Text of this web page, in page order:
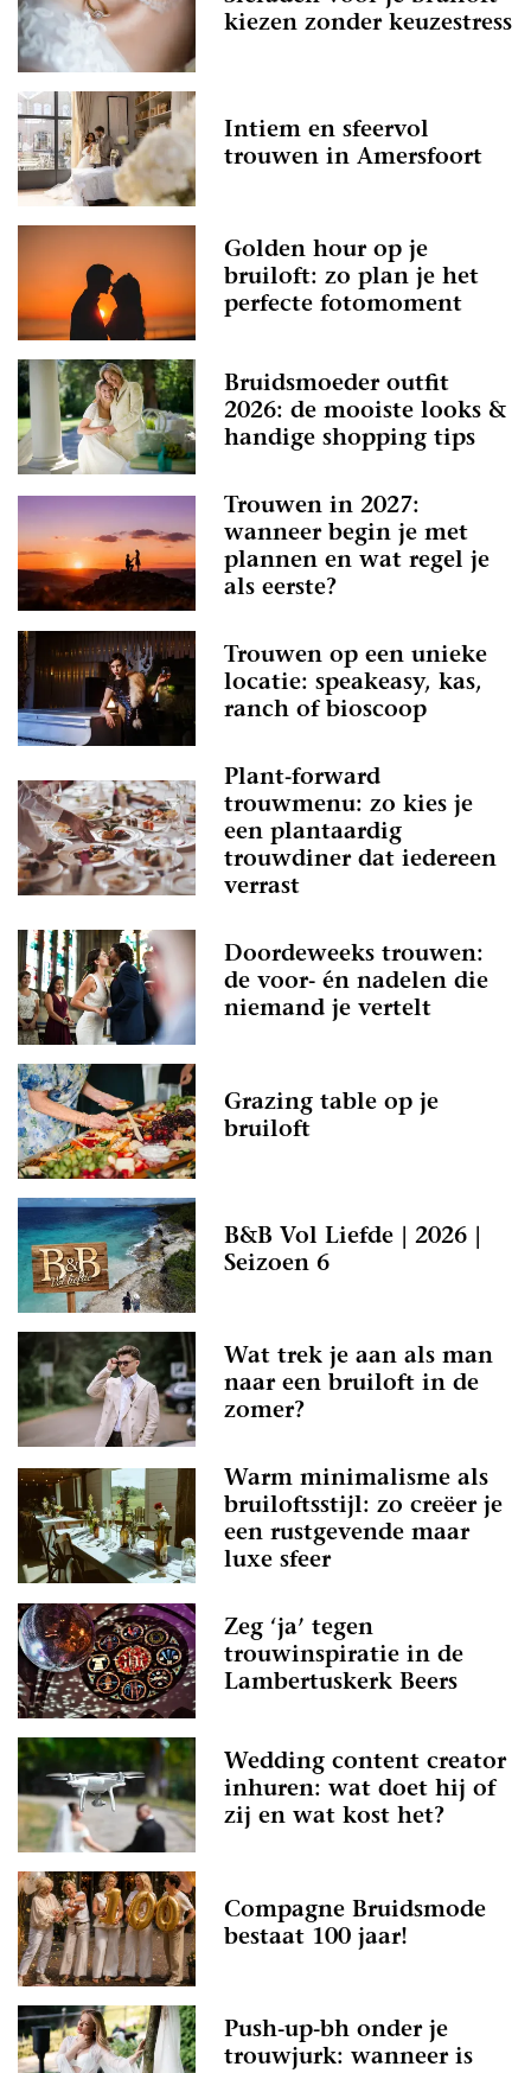
kiezen zonder keuzestress
Intiem en sfeervol
trouwen in Amersfoort
Golden hour op je
bruiloft: zo plan je het
perfecte fotomoment
Bruidsmoeder outfit
2026: de mooiste looks &
handige shopping tips
Trouwen in 2027:
wanneer begin je met
plannen en wat regel je
als eerste?
Trouwen op een unieke
locatie: speakeasy, kas,
ranch of bioscoop
Plant-forward
trouwmenu: zo kies je
een plantaardig
trouwdiner dat iedereen
verrast
Doordeweeks trouwen:
de voor- én nadelen die
niemand je vertelt
Grazing table op je
bruiloft
B&B Vol Liefde | 2026 |
Seizoen 6
Wat trek je aan als man
naar een bruiloft in de
zomer?
Warm minimalisme als
bruiloftsstijl: zo creëer je
een rustgevende maar
luxe sfeer
Zeg ‘ja’ tegen
trouwinspiratie in de
Lambertuskerk Beers
Wedding content creator
inhuren: wat doet hij of
zij en wat kost het?
Compagne Bruidsmode
bestaat 100 jaar!
Push-up-bh onder je
trouwjurk: wanneer is